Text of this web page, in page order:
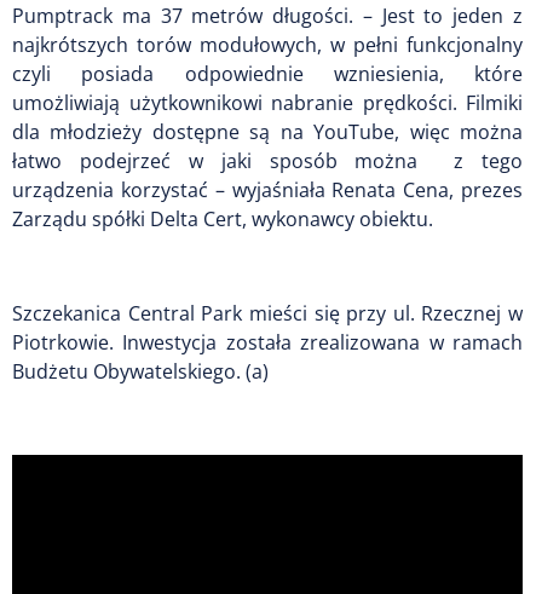
Pumptrack ma 37 metrów długości. – Jest to jeden z
najkrótszych torów modułowych, w pełni funkcjonalny
czyli posiada odpowiednie wzniesienia, które
umożliwiają użytkownikowi nabranie prędkości. Filmiki
dla młodzieży dostępne są na YouTube, więc można
łatwo podejrzeć w jaki sposób można z tego
urządzenia korzystać – wyjaśniała Renata Cena, prezes
Zarządu spółki Delta Cert, wykonawcy obiektu.
Szczekanica Central Park mieści się przy ul. Rzecznej w
Piotrkowie. Inwestycja została zrealizowana w ramach
Budżetu Obywatelskiego. (a)